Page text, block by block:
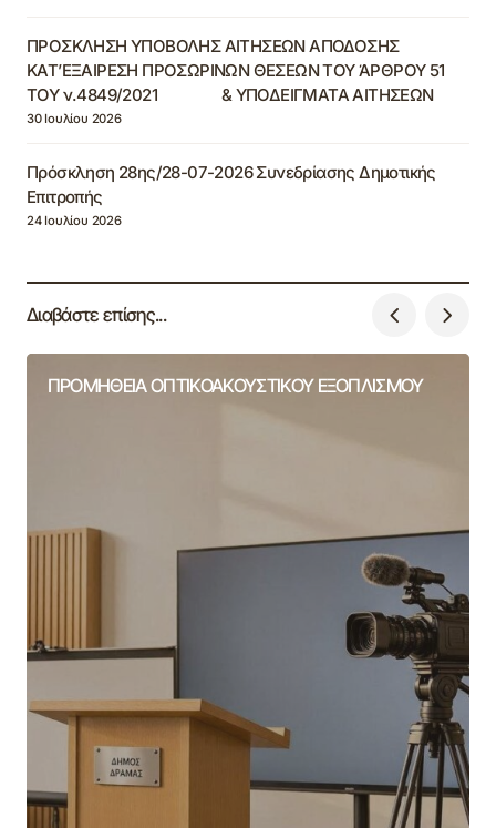
ΠΡΟΣΚΛΗΣΗ ΥΠΟΒΟΛΗΣ ΑΙΤΗΣΕΩΝ ΑΠΟΔΟΣΗΣ
ΚΑΤ’ΕΞΑΙΡΕΣΗ ΠΡΟΣΩΡΙΝΩΝ ΘΕΣΕΩΝ ΤΟΥ ΆΡΘΡΟΥ 51
ΤΟΥ ν.4849/2021 & ΥΠΟΔΕΙΓΜΑΤΑ ΑΙΤΗΣΕΩΝ
30 Ιουλίου 2026
Πρόσκληση 28ης/28-07-2026 Συνεδρίασης Δημοτικής
Επιτροπής
24 Ιουλίου 2026
Διαβάστε επίσης...
ΠΡΟΜΗΘΕΙΑ ΟΠΤΙΚΟΑΚΟΥΣΤΙΚΟΥ ΕΞΟΠΛΙΣΜΟΥ